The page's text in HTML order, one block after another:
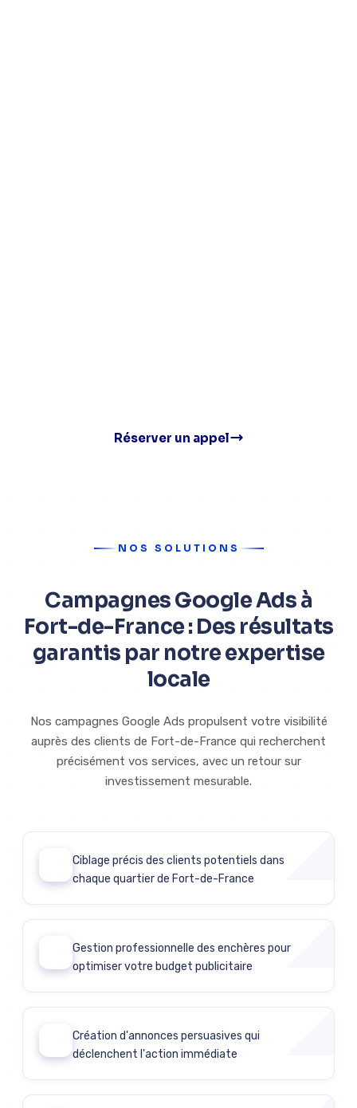
Réserver un appel
NOS SOLUTIONS
Campagnes Google Ads à
Fort-de-France : Des résultats
garantis par notre expertise
locale
Nos campagnes Google Ads propulsent votre visibilité
auprès des clients de Fort-de-France qui recherchent
précisément vos services, avec un retour sur
investissement mesurable.
Ciblage précis des clients potentiels dans
chaque quartier de Fort-de-France
Gestion professionnelle des enchères pour
optimiser votre budget publicitaire
Création d'annonces persuasives qui
déclenchent l'action immédiate